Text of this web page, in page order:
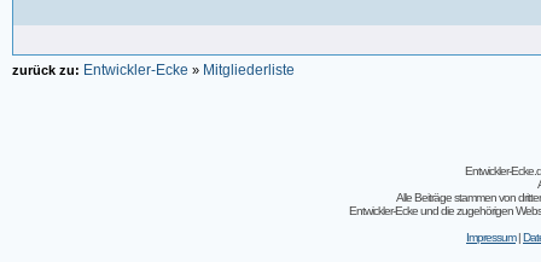
zurück zu: Entwickler-Ecke » Mitgliederliste
Entwickler-
Alle Beiträge stammen von
Entwickler-Ecke und die zugehörigen
Impressum|